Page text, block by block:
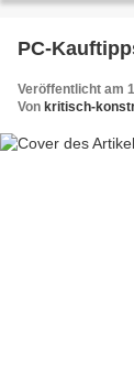
PC-
Veröffentlicht am
Von kritisch-